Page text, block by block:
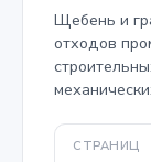
Щебень и
отходов
СТРАНИЦ